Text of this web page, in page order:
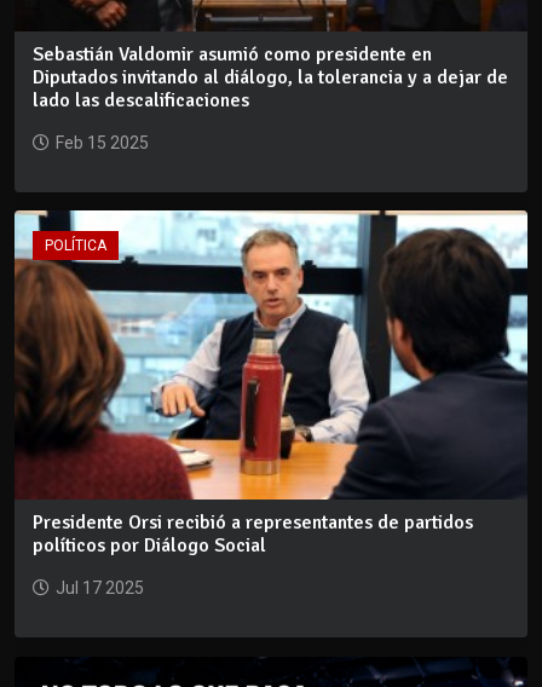
Sebastián Valdomir asumió como presidente en
Diputados invitando al diálogo, la tolerancia y a dejar de
lado las descalificaciones
Feb 15 2025
POLÍTICA
Presidente Orsi recibió a representantes de partidos
políticos por Diálogo Social
Jul 17 2025